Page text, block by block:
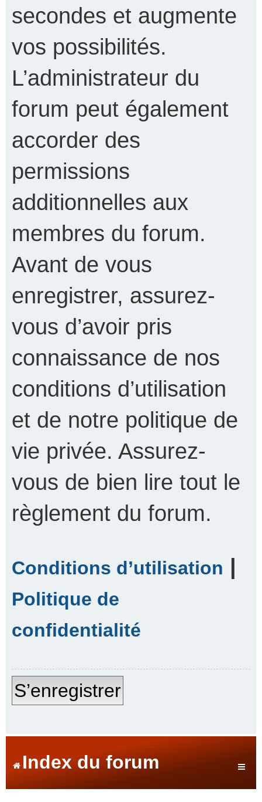
secondes et augmente
vos possibilités.
L’administrateur du
forum peut également
accorder des
permissions
additionnelles aux
membres du forum.
Avant de vous
enregistrer, assurez-
vous d’avoir pris
connaissance de nos
conditions d’utilisation
et de notre politique de
vie privée. Assurez-
vous de bien lire tout le
règlement du forum.
Conditions d’utilisation |
Politique de
confidentialité
S’enregistrer
Index du forum